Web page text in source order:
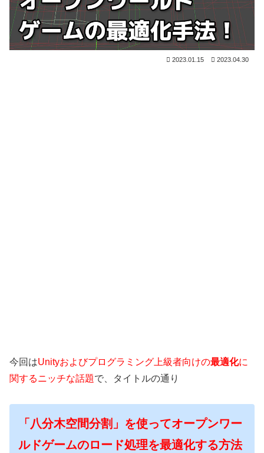
2023.01.15 2023.04.30
今回はUnityおよびプログラミング上級者向けの最適化に
関するニッチな話題で、タイトルの通り
「八分木空間分割」を使ってオープンワー
ルドゲームのロード処理を最適化する方法